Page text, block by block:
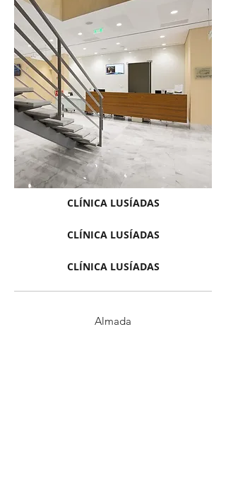
CLÍNICA LUSÍADAS
CLÍNICA LUSÍADAS
CLÍNICA LUSÍADAS
Almada